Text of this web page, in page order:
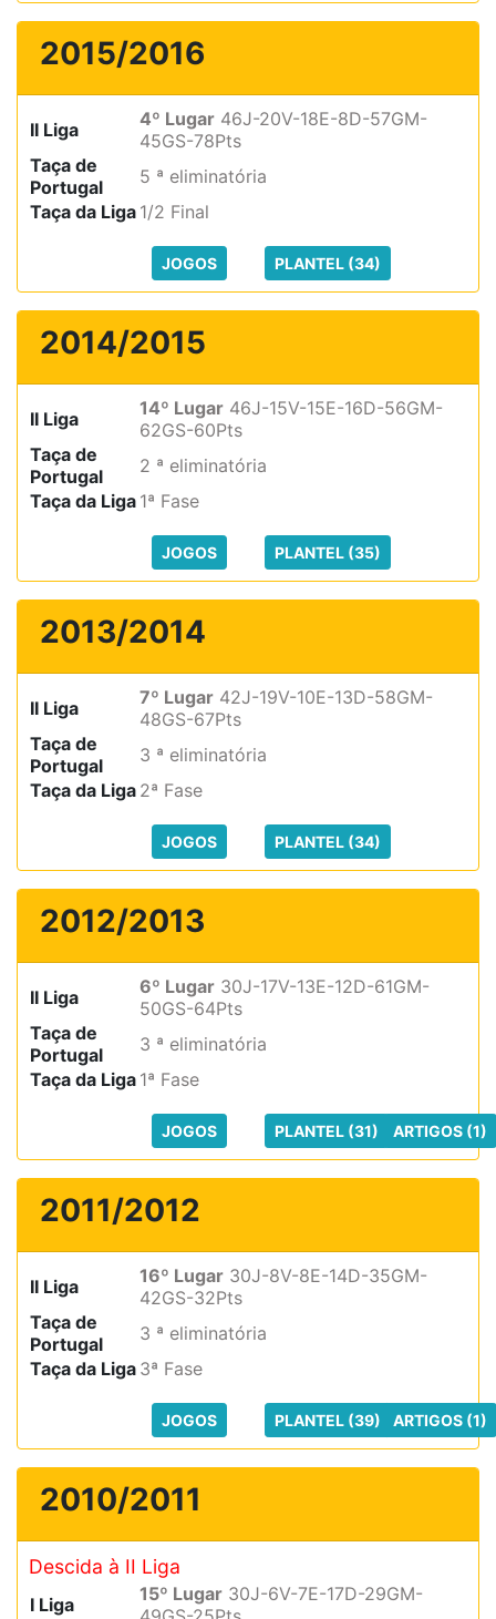
2015/2016
II Liga 4º Lugar 46J-20V-18E-8D-57GM-
45GS-78Pts
Taça de
Portugal
5 ª eliminatória
Taça da Liga 1/2 Final
JOGOS PLANTEL (34)
2014/2015
II Liga 14º Lugar 46J-15V-15E-16D-56GM-
62GS-60Pts
Taça de
Portugal
2 ª eliminatória
Taça da Liga 1ª Fase
JOGOS PLANTEL (35)
2013/2014
II Liga 7º Lugar 42J-19V-10E-13D-58GM-
48GS-67Pts
Taça de
Portugal
3 ª eliminatória
Taça da Liga 2ª Fase
JOGOS PLANTEL (34)
2012/2013
II Liga 6º Lugar 30J-17V-13E-12D-61GM-
50GS-64Pts
Taça de
Portugal
3 ª eliminatória
Taça da Liga 1ª Fase
JOGOS PLANTEL (31) ARTIGOS (1)
2011/2012
II Liga 16º Lugar 30J-8V-8E-14D-35GM-
42GS-32Pts
Taça de
Portugal
3 ª eliminatória
Taça da Liga 3ª Fase
JOGOS PLANTEL (39) ARTIGOS (1)
2010/2011
Descida à II Liga
I Liga 15º Lugar 30J-6V-7E-17D-29GM-